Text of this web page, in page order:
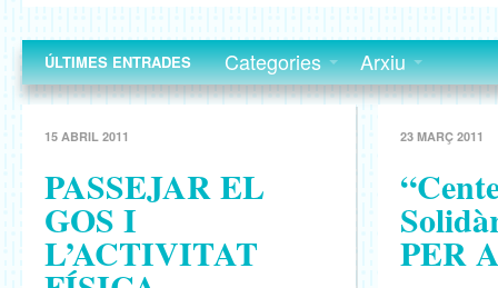
ÚLTIMES ENTRADES Categories Arxiu
15 ABRIL 2011
PASSEJAR EL
GOS I
L’ACTIVITAT
23 MARÇ 2011
PER